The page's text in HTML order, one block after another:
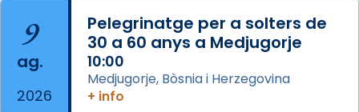
📸 J. Merino
Photo
View on Facebook ·
9
ag.
2026
Pelegrinatge per a solters de
30 a 60 anys a Medjugorje
10:00
Medjugorje, Bòsnia i Herzegovina
+ info